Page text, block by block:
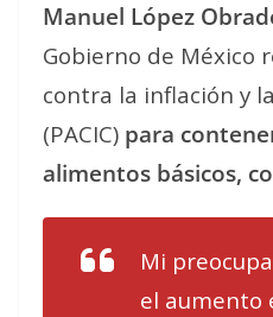
Manuel López
Gobierno de México
contra la inflación y
(PACIC) para
alimentos básicos,
Mi
el aumento